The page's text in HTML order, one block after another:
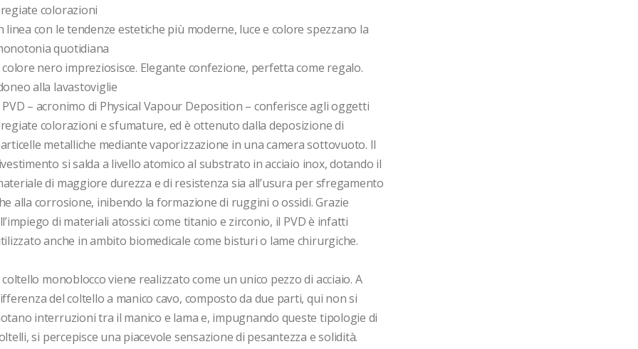
colorazioni
linea con le tendenze estetiche più moderne, luce e colore spezzano la
quotidiana
colore nero impreziosisce. Elegante confezione, perfetta come regalo.
alla lavastoviglie
PVD – acronimo di Physical Vapour Deposition – conferisce agli oggetti
colorazioni e sfumature, ed è ottenuto dalla deposizione di
metalliche mediante vaporizzazione in una camera sottovuoto. Il
si salda a livello atomico al substrato in acciaio inox, dotando il
di maggiore durezza e di resistenza sia all’usura per sfregamento
alla corrosione, inibendo la formazione di ruggini o ossidi. Grazie
di materiali atossici come titanio e zirconio, il PVD è infatti
anche in ambito biomedicale come bisturi o lame chirurgiche.
coltello monoblocco viene realizzato come un unico pezzo di acciaio. A
del coltello a manico cavo, composto da due parti, qui non si
interruzioni tra il manico e lama e, impugnando queste tipologie di
si percepisce una piacevole sensazione di pesantezza e solidità.